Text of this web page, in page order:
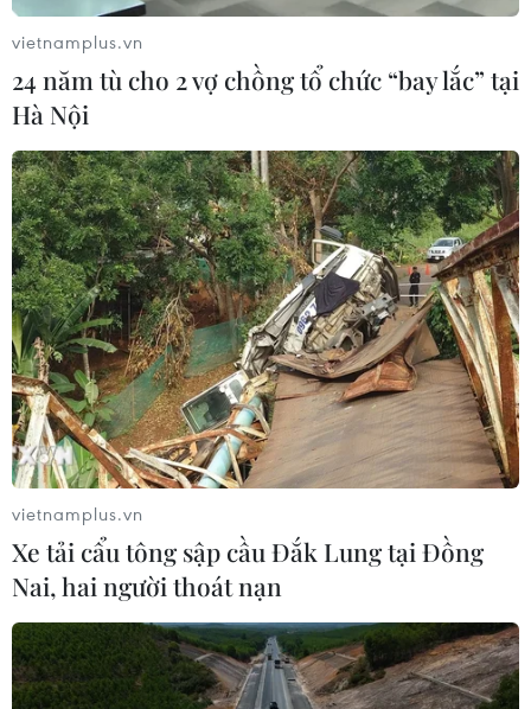
vietnamplus.vn
24 năm tù cho 2 vợ chồng tổ chức “bay lắc” tại
Hà Nội
vietnamplus.vn
Xe tải cẩu tông sập cầu Đắk Lung tại Đồng
Nai, hai người thoát nạn